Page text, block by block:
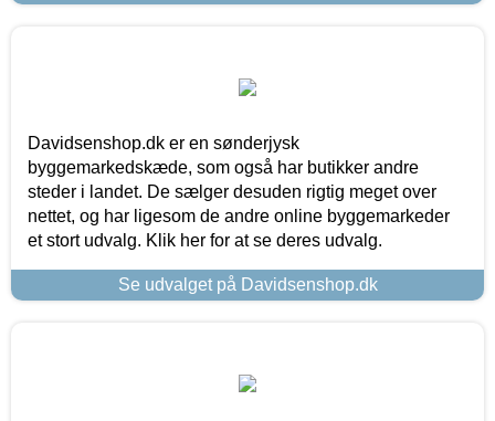
Davidsenshop.dk er en sønderjysk
byggemarkedskæde, som også har butikker andre
steder i landet. De sælger desuden rigtig meget over
nettet, og har ligesom de andre online byggemarkeder
et stort udvalg. Klik her for at se deres udvalg.
Se udvalget på Davidsenshop.dk